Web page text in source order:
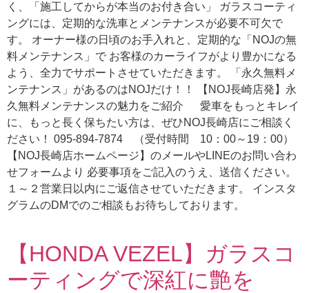
く、「施工してからが本当のお付き合い」 ガラスコーティ
ングには、定期的な洗車とメンテナンスが必要不可欠で
す。 オーナー様の日頃のお手入れと、定期的な「NOJの無
料メンテナンス」で お客様のカーライフがより豊かになる
よう、全力でサポートさせていただきます。 「永久無料メ
ンテナンス」があるのはNOJだけ！！ 【NOJ長崎店発】永
久無料メンテナンスの魅力をご紹介 愛車をもっとキレイ
に、もっと長く保ちたい方は、ぜひNOJ長崎店にご相談く
ださい！ 095-894-7874 （受付時間 10：00～19：00）
【NOJ長崎店ホームページ】のメールやLINEのお問い合わ
せフォームより 必要事項をご記入のうえ、送信ください。
１～２営業日以内にご返信させていただきます。 インスタ
グラムのDMでのご相談もお待ちしております。
【HONDA VEZEL】ガラスコ
ーティングで深紅に艶を